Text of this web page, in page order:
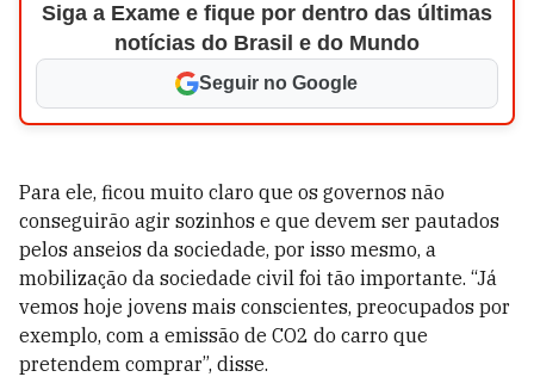
Siga a Exame e fique por dentro das últimas
notícias do Brasil e do Mundo
Seguir no Google
Para ele, ficou muito claro que os governos não
conseguirão agir sozinhos e que devem ser pautados
pelos anseios da sociedade, por isso mesmo, a
mobilização da sociedade civil foi tão importante. “Já
vemos hoje jovens mais conscientes, preocupados por
exemplo, com a emissão de CO2 do carro que
pretendem comprar”, disse.